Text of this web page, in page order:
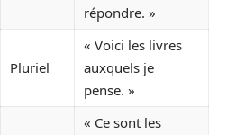
répondre. »
Pluriel
« Voici les livres
auxquels je
pense. »
« Ce sont les